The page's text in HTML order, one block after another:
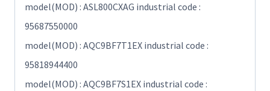
model(MOD) : ASL800CXAG industrial code :
95687550000
model(MOD) : AQC9BF7T1EX industrial code :
95818944400
model(MOD) : AQC9BF7S1EX industrial code :